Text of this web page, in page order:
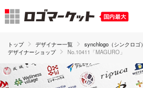
トップ デザイナー一覧
synchlogo（シンクロゴ）
デザイナーショップ
No.10411「MAGURO」